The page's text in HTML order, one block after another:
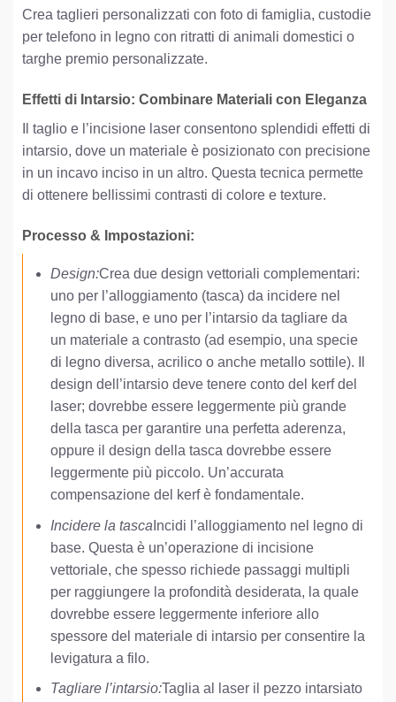
Crea taglieri personalizzati con foto di famiglia, custodie
per telefono in legno con ritratti di animali domestici o
targhe premio personalizzate.
Effetti di Intarsio: Combinare Materiali con Eleganza
Il taglio e l’incisione laser consentono splendidi effetti di
intarsio, dove un materiale è posizionato con precisione
in un incavo inciso in un altro. Questa tecnica permette
di ottenere bellissimi contrasti di colore e texture.
Processo & Impostazioni:
Design:Crea due design vettoriali complementari:
uno per l’alloggiamento (tasca) da incidere nel
legno di base, e uno per l’intarsio da tagliare da
un materiale a contrasto (ad esempio, una specie
di legno diversa, acrilico o anche metallo sottile). Il
design dell’intarsio deve tenere conto del kerf del
laser; dovrebbe essere leggermente più grande
della tasca per garantire una perfetta aderenza,
oppure il design della tasca dovrebbe essere
leggermente più piccolo. Un’accurata
compensazione del kerf è fondamentale.
Incidere la tasca Incidi l’alloggiamento nel legno di
base. Questa è un’operazione di incisione
vettoriale, che spesso richiede passaggi multipli
per raggiungere la profondità desiderata, la quale
dovrebbe essere leggermente inferiore allo
spessore del materiale di intarsio per consentire la
levigatura a filo.
Tagliare l’intarsio:Taglia al laser il pezzo intarsiato